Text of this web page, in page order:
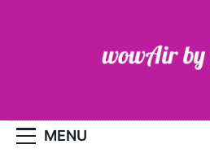
MENU